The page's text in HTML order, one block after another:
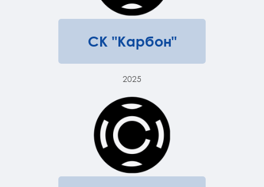
СК "Карбон"
2025